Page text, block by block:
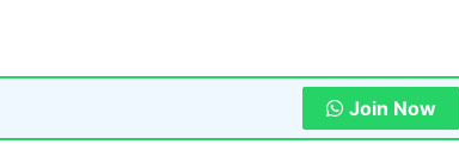
Join Now